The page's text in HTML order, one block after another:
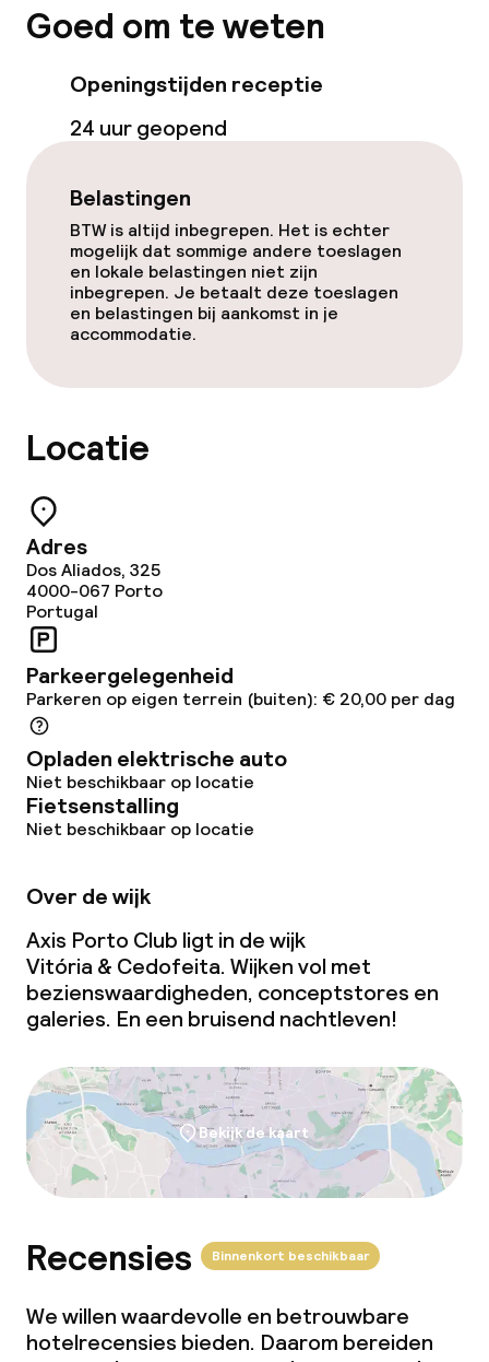
Ontbijt geserveerd aan tafel
Roomservice
Schoonmaakvoorzieningen
Wasservice
Goed om te weten
Openingstijden receptie
24 uur geopend
Belastingen
BTW is altijd inbegrepen. Het is echter
mogelijk dat sommige andere toeslagen
en lokale belastingen niet zijn
inbegrepen. Je betaalt deze toeslagen
en belastingen bij aankomst in je
accommodatie.
Locatie
Adres
Dos Aliados, 325
4000-067 Porto
Portugal
Parkeergelegenheid
Parkeren op eigen terrein (buiten): € 20,00 per dag
Opladen elektrische auto
Niet beschikbaar op locatie
Fietsenstalling
Niet beschikbaar op locatie
Over de wijk
Axis Porto Club ligt in de wijk
Vitória & Cedofeita. Wijken vol met
bezienswaardigheden, conceptstores en
galeries. En een bruisend nachtleven!
Bekijk de kaart
Recensies Binnenkort beschikbaar
We willen waardevolle en betrouwbare
hotelrecensies bieden. Daarom bereiden